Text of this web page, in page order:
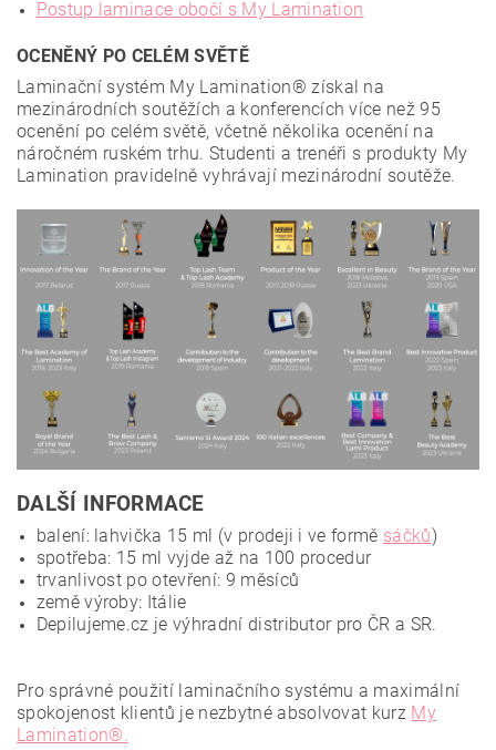
Postup laminace obočí s My Lamination
OCENĚNÝ PO CELÉM SVĚTĚ
Laminační systém My Lamination® získal na
mezinárodních soutěžích a konferencích více než 95
ocenění po celém světě, včetně několika ocenění na
náročném ruském trhu. Studenti a trenéři s produkty My
Lamination pravidelně vyhrávají mezinárodní soutěže.
DALŠÍ INFORMACE
balení: lahvička 15 ml (v prodeji i ve formě sáčků)
spotřeba: 15 ml vyjde až na 100 procedur
trvanlivost po otevření: 9 měsíců
země výroby: Itálie
Depilujeme.cz je výhradní distributor pro ČR a SR.
Pro správné použití laminačního systému a maximální
spokojenost klientů je nezbytné absolvovat kurz My
Lamination®.